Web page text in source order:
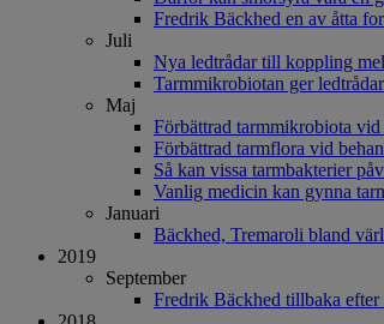
Fredrik Bäckhed en av åtta
Juli
Nya ledtrådar till koppling
Tarmmikrobiotan ger
Maj
Förbättrad tarmmikrobiota
Förbättrad tarmflora vid
Så kan vissa tarmbakterier
Vanlig medicin kan gynna
Januari
Bäckhed, Tremaroli bland
2019
September
Fredrik Bäckhed tillbaka efter